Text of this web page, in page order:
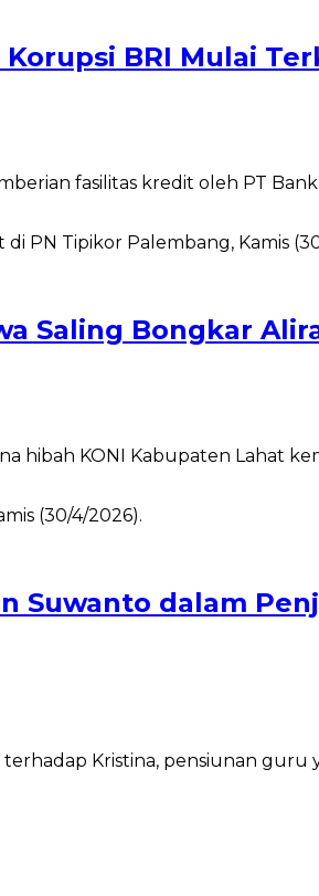
BRI Mulai
fasilitas kredit oleh PT
Saling Bongkar
hibah KONI Kabupaten Lahat
Suwanto dalam
Kristina, pensiunan